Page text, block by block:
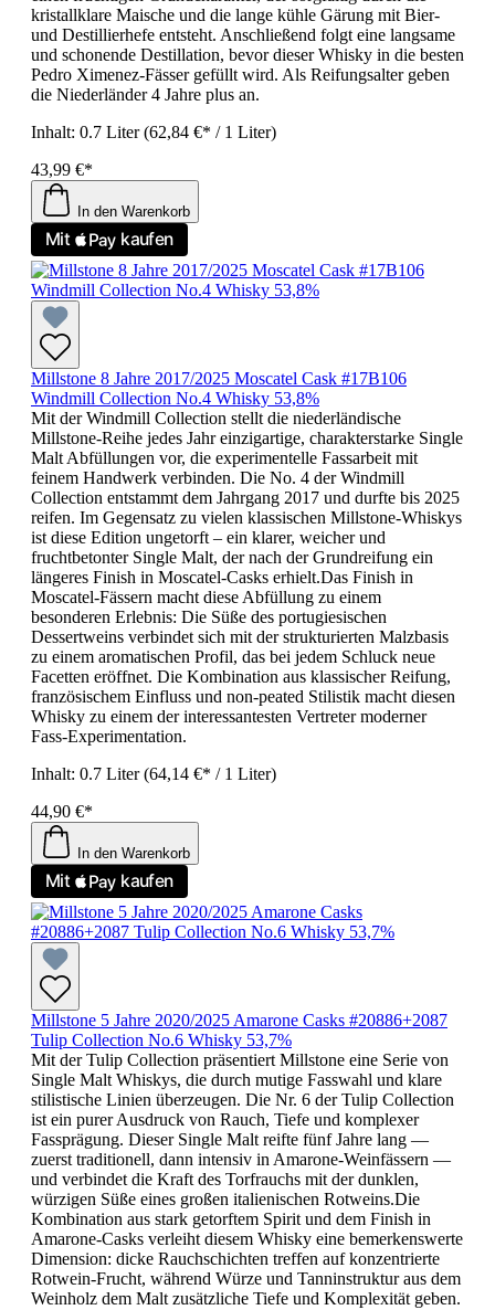
kristallklare Maische und die lange kühle Gärung mit Bier-
und Destillierhefe entsteht. Anschließend folgt eine langsame
und schonende Destillation, bevor dieser Whisky in die besten
Pedro Ximenez-Fässer gefüllt wird. Als Reifungsalter geben
die Niederländer 4 Jahre plus an.
Inhalt: 0.7 Liter(62,84 €* / 1 Liter)
43,99 €*
In den Warenkorb
Millstone 8 Jahre 2017/2025 Moscatel Cask #17B106
Windmill Collection No.4 Whisky 53,8%
Mit der Windmill Collection stellt die niederländische
Millstone-Reihe jedes Jahr einzigartige, charakterstarke Single
Malt Abfüllungen vor, die experimentelle Fassarbeit mit
feinem Handwerk verbinden. Die No. 4 der Windmill
Collection entstammt dem Jahrgang 2017 und durfte bis 2025
reifen. Im Gegensatz zu vielen klassischen Millstone-Whiskys
ist diese Edition ungetorft – ein klarer, weicher und
fruchtbetonter Single Malt, der nach der Grundreifung ein
längeres Finish in Moscatel-Casks erhielt.Das Finish in
Moscatel-Fässern macht diese Abfüllung zu einem
besonderen Erlebnis: Die Süße des portugiesischen
Dessertweins verbindet sich mit der strukturierten Malzbasis
zu einem aromatischen Profil, das bei jedem Schluck neue
Facetten eröffnet. Die Kombination aus klassischer Reifung,
französischem Einfluss und non-peated Stilistik macht diesen
Whisky zu einem der interessantesten Vertreter moderner
Fass-Experimentation.
Inhalt: 0.7 Liter(64,14 €* / 1 Liter)
44,90 €*
In den Warenkorb
Millstone 5 Jahre 2020/2025 Amarone Casks #20886+2087
Tulip Collection No.6 Whisky 53,7%
Mit der Tulip Collection präsentiert Millstone eine Serie von
Single Malt Whiskys, die durch mutige Fasswahl und klare
stilistische Linien überzeugen. Die Nr. 6 der Tulip Collection
ist ein purer Ausdruck von Rauch, Tiefe und komplexer
Fassprägung. Dieser Single Malt reifte fünf Jahre lang —
zuerst traditionell, dann intensiv in Amarone-Weinfässern —
und verbindet die Kraft des Torfrauchs mit der dunklen,
würzigen Süße eines großen italienischen Rotweins.Die
Kombination aus stark getorftem Spirit und dem Finish in
Amarone-Casks verleiht diesem Whisky eine bemerkenswerte
Dimension: dicke Rauchschichten treffen auf konzentrierte
Rotwein-Frucht, während Würze und Tanninstruktur aus dem
Weinholz dem Malt zusätzliche Tiefe und Komplexität geben.